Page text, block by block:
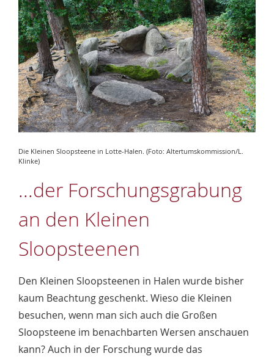
Die Kleinen Sloopsteene in Lotte-Halen. (Foto: Altertumskommission/L.
Klinke)
...der Forschungsgrabung
an den Kleinen
Sloopsteenen
Den Kleinen Sloopsteenen in Halen wurde bisher
kaum Beachtung geschenkt. Wieso die Kleinen
besuchen, wenn man sich auch die Großen
Sloopsteene im benachbarten Wersen anschauen
kann? Auch in der Forschung wurde das